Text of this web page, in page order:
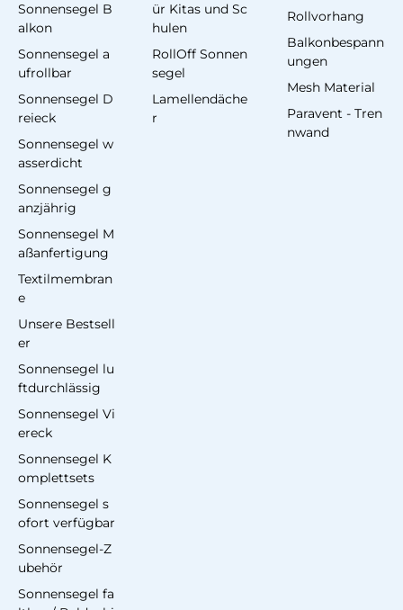
Sonnensegel B
alkon
Sonnensegel a
ufrollbar
Sonnensegel D
reieck
Sonnensegel w
asserdicht
Sonnensegel g
anzjährig
Sonnensegel M
aßanfertigung
Textilmembran
e
Unsere Bestsell
er
Sonnensegel lu
ftdurchlässig
Sonnensegel Vi
ereck
Sonnensegel K
omplettsets
Sonnensegel s
ofort verfügbar
Sonnensegel-Z
ubehör
Sonnensegel fa
ür Kitas und Sc
hulen
RollOff Sonnen
segel
Lamellendäche
r
Rollvorhang
Balkonbespann
ungen
Mesh Material
Paravent - Tren
nwand